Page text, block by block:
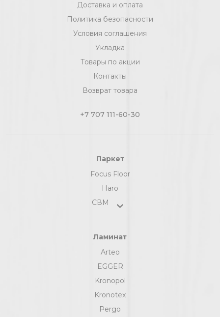
Доставка и оплата
Политика безопасности
Условия соглашения
Укладка
Товары по акции
Контакты
Возврат товара
+7 707 111-60-30
Паркет
Focus Floor
Haro
СВМ
Ламинат
Arteo
EGGER
Kronopol
Kronotex
Pergo